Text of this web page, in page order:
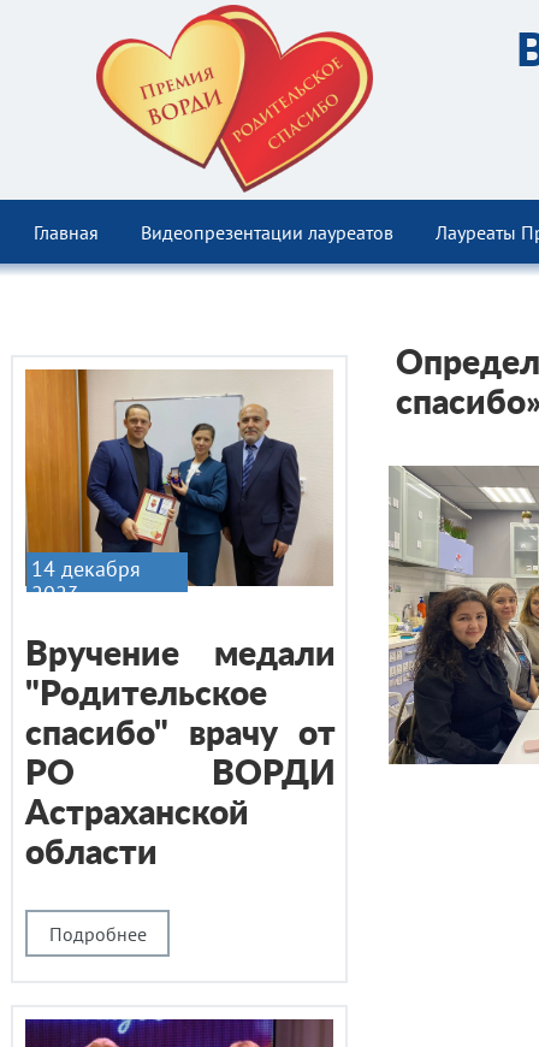
Главная Видеопрезентации лауреатов Лауреаты
Подробнее
Вручение медали
"Родительское
спасибо" врачу от
РО ВОРДИ
Астраханской
области
14 декабря
2023